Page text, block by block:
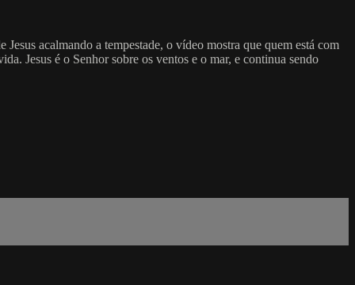
acalmando a tempestade, o vídeo mostra que quem está com
Jesus é o Senhor sobre os ventos e o mar, e continua sendo